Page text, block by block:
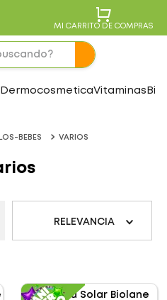
MI CARRITO DE COMPRAS
Vitaminas
BEBES VARIOS
RELEVANCIA